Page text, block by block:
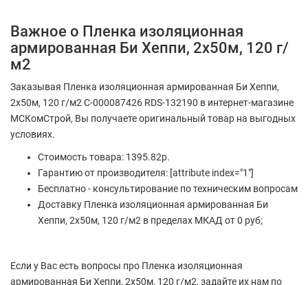
Важное о Пленка изоляционная
армированная Би Хеппи, 2х50м, 120 г/
м2
Заказывая Пленка изоляционная армированная Би Хеппи,
2х50м, 120 г/м2 С-000087426 RDS-132190 в интернет-магазине
МСКомСтрой, Вы получаете оригинальный товар на выгодных
условиях.
Стоимость товара: 1395.82р.
Гарантию от производителя: [attribute index="1"]
Бесплатно - консультирование по техническим вопросам
Доставку Пленка изоляционная армированная Би
Хеппи, 2х50м, 120 г/м2 в пределах МКАД от 0 руб;
Если у Вас есть вопросы про Пленка изоляционная
армированная Би Хеппи, 2х50м, 120 г/м2, задайте их нам по